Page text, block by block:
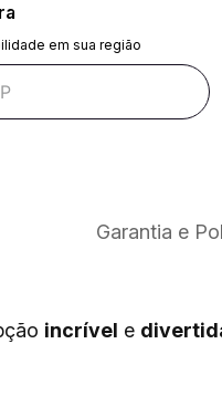
em sua região
Garantia e
incrível e